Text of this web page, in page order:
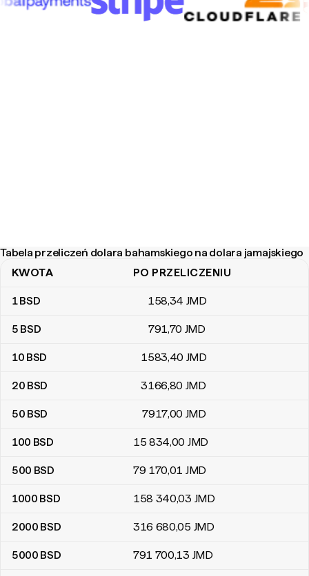
Tabela przeliczeń dolara bahamskiego na dolara jamajskiego
Tabela przeliczeń dolara bahamskiego na dolara jamajskiego
KWOTA PO PRZELICZENIU
1BSD 158,34 JMD
5 BSD 791,70 JMD
10 BSD 1583,40 JMD
20 BSD 3166,80 JMD
50 BSD 7917,00 JMD
100 BSD 15 834,00 JMD
500 BSD 79 170,01 JMD
1000 BSD 158 340,03 JMD
2000 BSD 316 680,05 JMD
5000 BSD 791 700,13 JMD